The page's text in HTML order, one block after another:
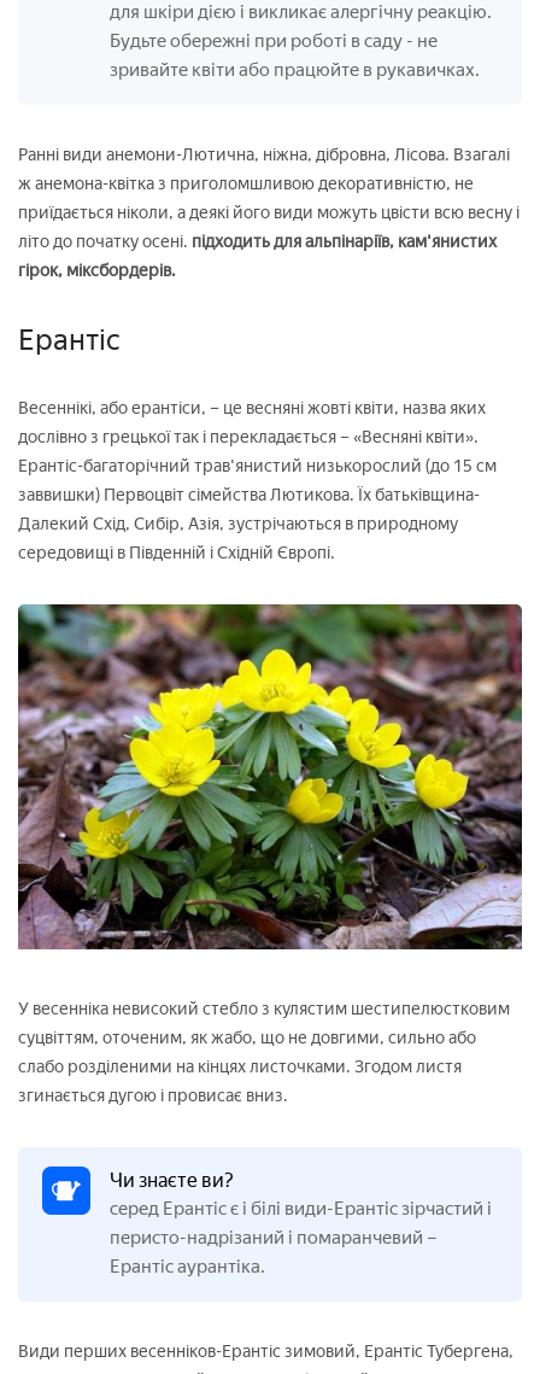
для шкіри дією і викликає алергічну реакцію.
Будьте обережні при роботі в саду - не
зривайте квіти або працюйте в рукавичках.
Ранні види анемони-Лютична, ніжна, дібровна, Лісова. Взагалі
ж анемона-квітка з приголомшливою декоративністю, не
приїдається ніколи, а деякі його види можуть цвісти всю весну і
літо до початку осені. підходить для альпінаріїв, кам'янистих
гірок, міксбордерів.
Ерантіс
Весеннікі, або ерантіси, – це весняні жовті квіти, назва яких
дослівно з грецької так і перекладається – «Весняні квіти».
Ерантіс-багаторічний трав'янистий низькорослий (до 15 см
заввишки) Первоцвіт сімейства Лютикова. Їх батьківщина-
Далекий Схід, Сибір, Азія, зустрічаються в природному
середовищі в Південній і Східній Європі.
У весенніка невисокий стебло з кулястим шестипелюстковим
суцвіттям, оточеним, як жабо, що не довгими, сильно або
слабо розділеними на кінцях листочками. Згодом листя
згинається дугою і провисає вниз.
Чи знаєте ви?
серед Ерантіс є і білі види-Ерантіс зірчастий і
перисто-надрізаний і помаранчевий –
Ерантіс аурантіка.
Види перших весенніков-Ерантіс зимовий, Ерантіс Тубергена,